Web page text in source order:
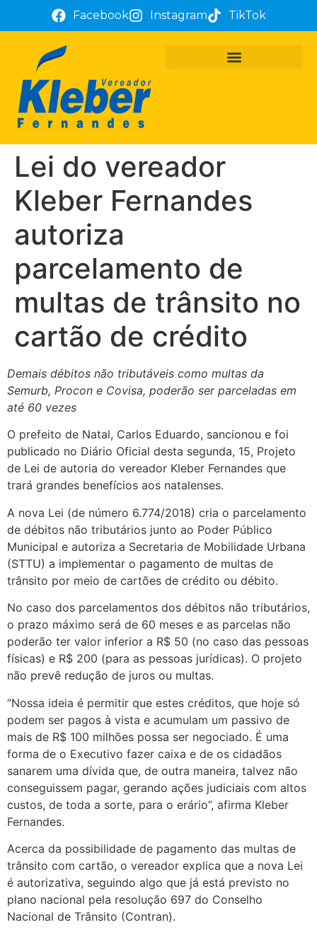
Facebook Instagram TikTok
Lei do vereador
Kleber Fernandes
autoriza
parcelamento de
multas de trânsito no
cartão de crédito
Demais débitos não tributáveis como multas da
Semurb, Procon e Covisa, poderão ser parceladas em
até 60 vezes
O prefeito de Natal, Carlos Eduardo, sancionou e foi
publicado no Diário Oficial desta segunda, 15, Projeto
de Lei de autoria do vereador Kleber Fernandes que
trará grandes benefícios aos natalenses.
A nova Lei (de número 6.774/2018) cria o parcelamento
de débitos não tributários junto ao Poder Público
Municipal e autoriza a Secretaria de Mobilidade Urbana
(STTU) a implementar o pagamento de multas de
trânsito por meio de cartões de crédito ou débito.
No caso dos parcelamentos dos débitos não tributários,
o prazo máximo será de 60 meses e as parcelas não
poderão ter valor inferior a R$ 50 (no caso das pessoas
físicas) e R$ 200 (para as pessoas jurídicas). O projeto
não prevê redução de juros ou multas.
“Nossa ideia é permitir que estes créditos, que hoje só
podem ser pagos à vista e acumulam um passivo de
mais de R$ 100 milhões possa ser negociado. É uma
forma de o Executivo fazer caixa e de os cidadãos
sanarem uma dívida que, de outra maneira, talvez não
conseguissem pagar, gerando ações judiciais com altos
custos, de toda a sorte, para o erário”, afirma Kleber
Fernandes.
Acerca da possibilidade de pagamento das multas de
trânsito com cartão, o vereador explica que a nova Lei
é autorizativa, seguindo algo que já está previsto no
plano nacional pela resolução 697 do Conselho
Nacional de Trânsito (Contran).